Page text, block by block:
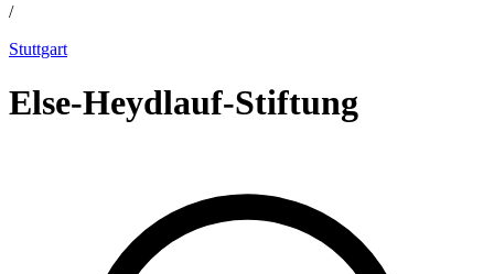
/
Stuttgart
Else-Heydlauf-Stiftung